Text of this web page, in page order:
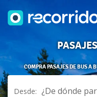
COMPRA PASAJES DE BUS A
Desde: ¿De dónde